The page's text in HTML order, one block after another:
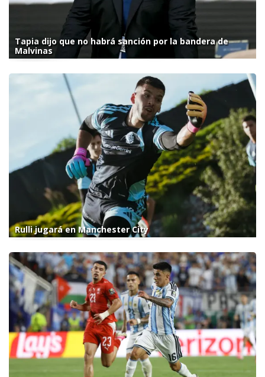
Tapia dijo que no habrá sanción por la bandera de
Malvinas
Rulli jugará en Manchester City